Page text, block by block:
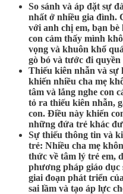
So sánh và áp đặt sự
nhất ở nhiều gia đình.
với anh chị em, bạn
con cảm thấy mình
vọng và khuôn khổ
gò bó và tước đi
Thiếu kiên nhẫn và sự
khiến nhiều cha mẹ
tâm và lắng nghe con
tỏ ra thiếu kiên nhẫn,
con. Điều này khiến
những đứa trẻ khác
Sự thiếu thông tin và
trẻ: Nhiều cha mẹ
thức về tâm lý trẻ em,
phương pháp giáo
giai đoạn phát triển
sai lầm và tạo áp lực